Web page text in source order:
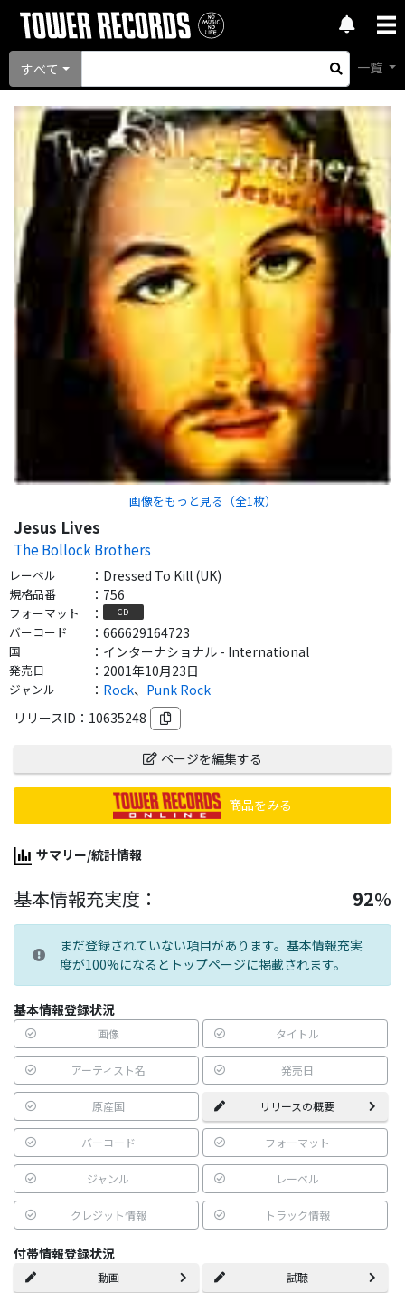
すべて 一覧
画像をもっと見る（全1 枚）
Jesus Lives
The Bollock Brothers
レーベル ： Dressed To Kill (UK)
規格品番 ： 756
フォーマット ： CD
バーコード ： 666629164723
国 ： インターナショナル - International
発売日 ： 2001年10月23日
ジャンル ： Rock、 Punk Rock
リリースID： 10635248
ページを編集する
商品をみる
サマリー/統計情報
基本情報充実度： 92%
まだ登録されていない項目があります。基本情報充実
度が100%になるとトップページに掲載されます。
基本情報登録状況
画像 タイトル
アーティスト名 発売日
原産国 リリースの概要
バーコード フォーマット
ジャンル レーベル
クレジット情報 トラック情報
付帯情報登録状況
動画 試聴